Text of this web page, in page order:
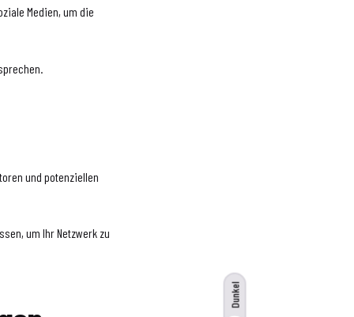
Dunkel
Medien, um die
und potenziellen
um Ihr Netzwerk zu